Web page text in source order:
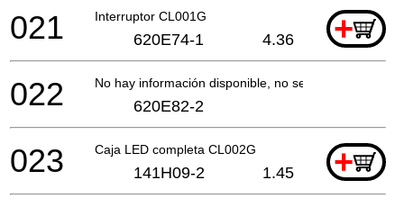
Interruptor CL001G +
021 620E74-1 4.36
No hay información disponible, no se puede pedir
022 620E82-2
Caja LED completa CL002G +
023 141H09-2 1.45